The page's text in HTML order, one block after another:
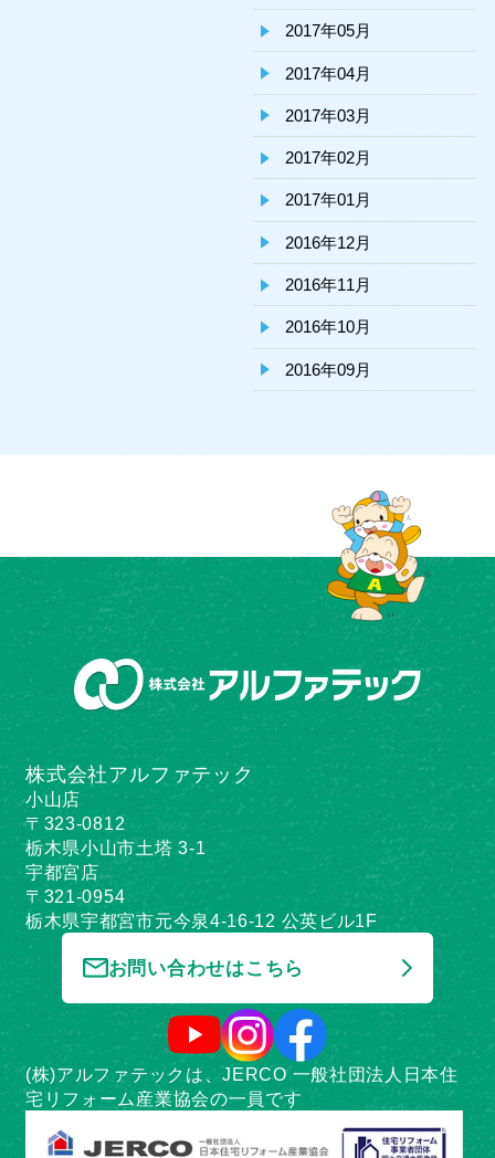
2017年05月
2017年04月
2017年03月
2017年02月
2017年01月
2016年12月
2016年11月
2016年10月
2016年09月
株式会社アルファテック
小山店
〒323-0812
栃木県小山市土塔 3-1
宇都宮店
〒321-0954
栃木県宇都宮市元今泉4-16-12 公英ビル1F
お問い合わせはこちら
(株)アルファテックは、JERCO 一般社団法人日本住
宅リフォーム産業協会の一員です